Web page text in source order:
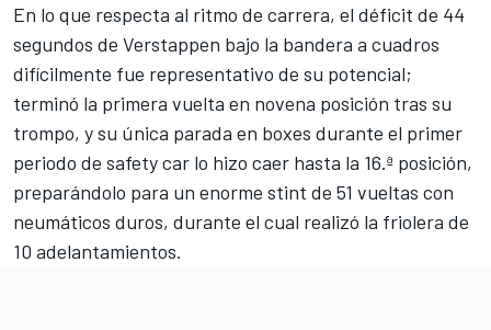
En lo que respecta al ritmo de carrera, el déficit de 44
segundos de Verstappen bajo la bandera a cuadros
difícilmente fue representativo de su potencial;
terminó la primera vuelta en novena posición tras su
trompo, y su única parada en boxes durante el primer
periodo de safety car lo hizo caer hasta la 16.ª posición,
preparándolo para un enorme stint de 51 vueltas con
neumáticos duros, durante el cual realizó la friolera de
10 adelantamientos.